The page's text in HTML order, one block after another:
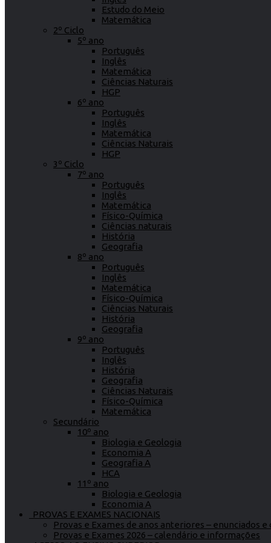
Estudo do Meio
Matemática
2º Ciclo
5º ano
Português
Inglês
Matemática
Ciências Naturais
HGP
6º ano
Português
Inglês
Matemática
Ciências Naturais
HGP
3º Ciclo
7º ano
Português
Inglês
Matemática
Físico-Química
Ciências naturais
História
Geografia
8º ano
Português
Inglês
Matemática
Físico-Química
Ciências Naturais
História
Geografia
9º ano
Português
Inglês
História
Geografia
Ciências Naturais
Físico-Química
Matemática
Secundário
10º ano
Biologia e Geologia
Economia A
Geografia A
HCA
11º ano
Biologia e Geologia
Economia A
PROVAS E EXAMES NACIONAIS
Provas e Exames de anos anteriores – enunciados
Provas e Exames 2026 – calendário e informações